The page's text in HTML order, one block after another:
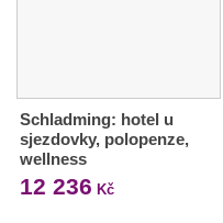
Schladming: hotel u
sjezdovky, polopenze,
wellness
12 236 Kč